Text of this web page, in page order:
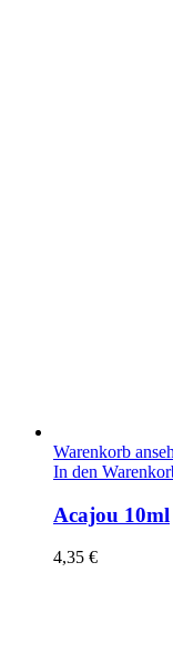
Warenkorb
In den
Acajou 10ml
4,35 €